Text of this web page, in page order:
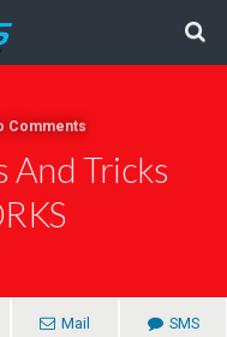
Comments
And Tricks
Mail SMS